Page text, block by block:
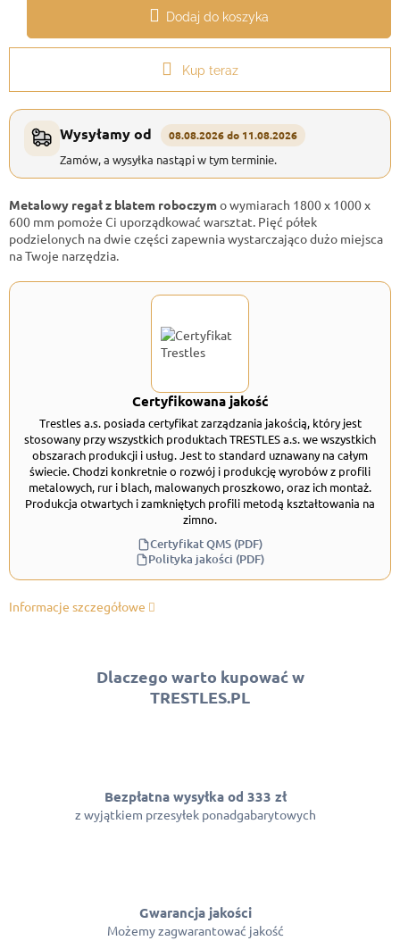
Dodaj do koszyka
Kup teraz
Wysyłamy od 08.08.2026 do 11.08.2026
Zamów, a wysyłka nastąpi w tym terminie.
Metalowy regał z blatem roboczymo wymiarach 1800 x 1000 x
600 mm pomoże Ci uporządkować warsztat. Pięć półek
podzielonych na dwie części zapewnia wystarczająco dużo miejsca
na Twoje narzędzia.
Certyfikowana jakość
Trestles a.s. posiada certyfikat zarządzania jakością, który jest
stosowany przy wszystkich produktach TRESTLES a.s. we wszystkich
obszarach produkcji i usług. Jest to standard uznawany na całym
świecie. Chodzi konkretnie o rozwój i produkcję wyrobów z profili
metalowych, rur i blach, malowanych proszkowo, oraz ich montaż.
Produkcja otwartych i zamkniętych profili metodą kształtowania na
zimno.
Certyfikat QMS (PDF)
Polityka jakości (PDF)
Informacje szczegółowe
Dlaczego warto kupować w
TRESTLES.PL
Bezpłatna wysyłka od 333 zł
z wyjątkiem przesyłek ponadgabarytowych
Gwarancja jakości
Możemy zagwarantować jakość